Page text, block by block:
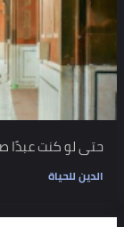
حتى لو كنت عبدًا
الدين للحياة